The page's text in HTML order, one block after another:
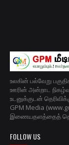
உலகின் பல்வேறு
ஊரின் அன்றாட
உடனுக்குடன்
GPM Media
இணையதளத்தைத்
FOLLOW US